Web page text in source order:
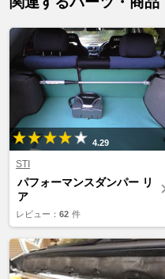
4.29
STI
パフォーマンスダンパー リ
ア
レビュー： 62 件